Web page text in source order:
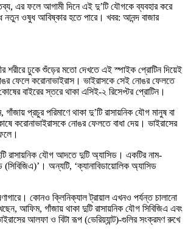
এর ফলে আগামী দিনে এই দু’টি যৌগকে ব্যবহার করে
নতুন ওষুধ আবিষ্কার হতে পারে। খবর: আনন্দ বাজার
শরীরে ঢুকে শুঁড়ের মতো দেখতে এই স্পাইক প্রোটিন দিয়েই
ফেলে করোনাভাইরাস। ভাইরাসকে সেই নোঙর ফেলতে
বাইরের স্তরে থাকা এসিই-২ রিসেপ্টর প্রোটিন।
প্রচুর পরিমাণে থাকা দু’টি রাসায়নিক যৌগ মানুষ বা
করোনাভাইরাসকে নোঙর ফেলতে বাধা দেয়। ভাইরাসের
রাসায়নিক যৌগ আদতে দুটি অ্যাসিড। একটির নাম-
(সিবিজিএ)’। অন্যটি, ‘ক্যানাবিডায়োলিক অ্যাসিড
কোনও ক্লিনিক্যাল ট্রায়াল এখনও পর্যন্ত চালানো
আফিম, গাঁজায় থাকা দুটি রাসায়নিক যৌগ সিবিজিএ এবং
আলফা ও বিটা রূপ (ভেরিয়্যান্ট)-গুলির সংক্রমণ রুখে